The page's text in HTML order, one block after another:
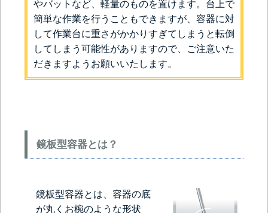
やバットなど、軽量のものを置けます。台上で
簡単な作業を行うこともできますが、容器に対
して作業台に重さがかかりすぎてしまうと転倒
してしまう可能性がありますので、ご注意いた
だきますようお願いいたします。
鏡板型容器とは？
鏡板型容器とは、容器の底
が丸くお椀のような形状